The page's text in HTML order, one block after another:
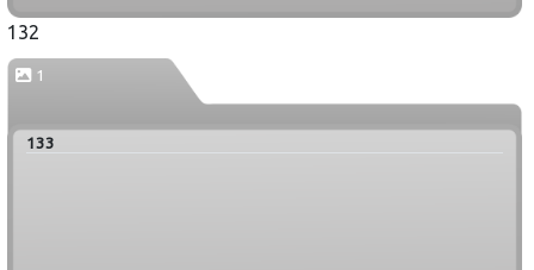
132
1
133